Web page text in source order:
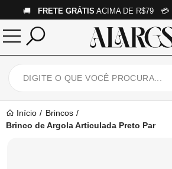
🚚 FRETE GRÁTIS ACIMA DE R$79 💳
Início
Brincos
Brinco de Argola Articulada Preto Par